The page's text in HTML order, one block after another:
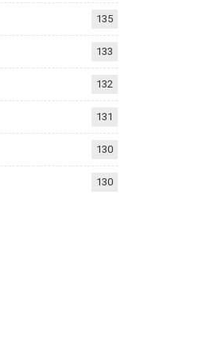
135
133
132
131
130
130